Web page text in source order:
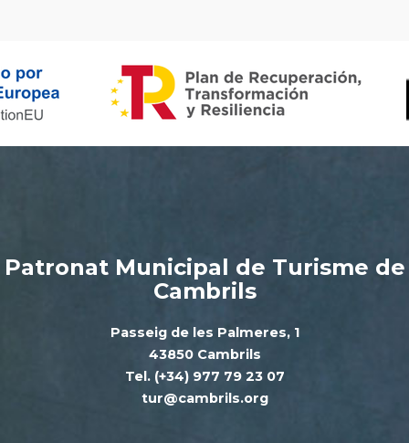
Patronat Municipal de Turisme de
Cambrils
Passeig de les Palmeres, 1
43850 Cambrils
Tel. (+34) 977 79 23 07
tur@cambrils.org